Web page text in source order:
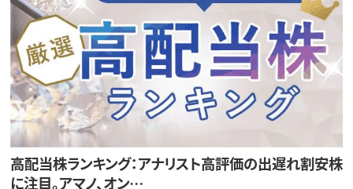
高配当株ランキング：アナリスト高評価の出遅れ割安株
に注目。アマノ、オン…